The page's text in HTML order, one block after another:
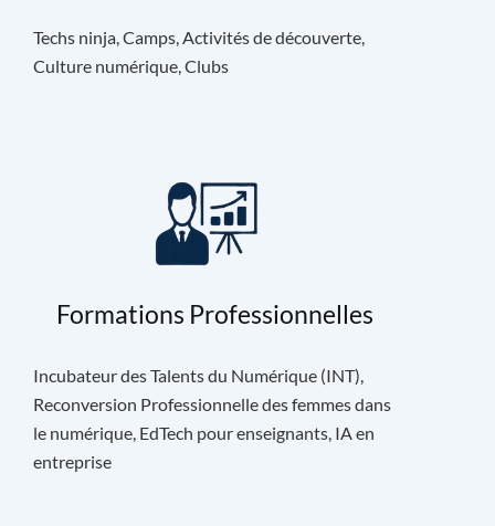
Techs ninja, Camps, Activités de découverte,
Culture numérique, Clubs
Formations Professionnelles
Incubateur des Talents du Numérique (INT),
Reconversion Professionnelle des femmes dans
le numérique, EdTech pour enseignants, IA en
entreprise